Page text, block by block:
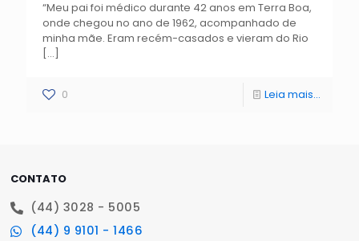
“Meu pai foi médico durante 42 anos em Terra Boa,
onde chegou no ano de 1962, acompanhado de
minha mãe. Eram recém-casados e vieram do Rio
[…]
0 Leia mais...
CONTATO
(44) 3028 - 5005
(44) 9 9101 - 1466